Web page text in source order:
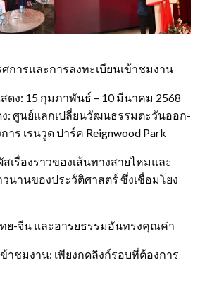
การและการลงทะเบียนเข้าชมงาน
ดง: 15 กุมภาพันธ์ – 10 มีนาคม 2568
: ศูนย์แลกเปลี่ยนวัฒนธรรมตะวันออก-
าร เรนวูด ปาร์ค Reignwood Park
เรื่องราวของเส้นทางสายไหมและ
นานของประวัติศาสตร์ ซึ่งเชื่อมโยง
ย-จีน และอารยธรรมอันทรงคุณค่า
าชมงาน: เพียงกดลิงก์รอบที่ต้องการ